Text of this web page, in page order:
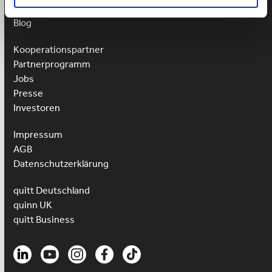
Team
Blog
Kooperationspartner
Partnerprogramm
Jobs
Presse
Investoren
Impressum
AGB
Datenschutzerklärung
quitt Deutschland
quinn UK
quitt Business